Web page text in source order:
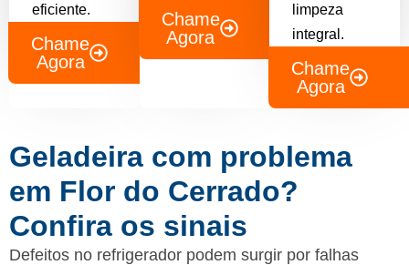
eficiente.
Chame
Agora
Chame
Agora
limpeza
integral.
Chame
Agora
Geladeira com problema
em Flor do Cerrado?
Confira os sinais
Defeitos no refrigerador podem surgir por falhas